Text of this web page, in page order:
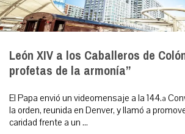
León XIV a los Caballeros de
profetas de la armonía”
El Papa envió un videomensaje a la 144.ª
la orden, reunida en Denver, y llamó a
caridad frente a un ...